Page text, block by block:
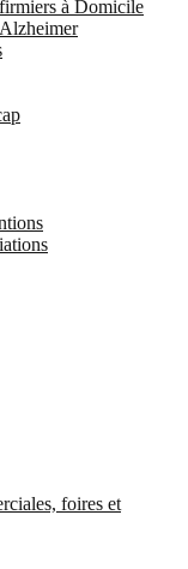
à Domicile
foires et